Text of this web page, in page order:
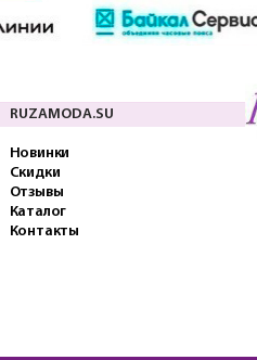
RUZAMODA.SU
Новинки
Скидки
Отзывы
Каталог
Контакты